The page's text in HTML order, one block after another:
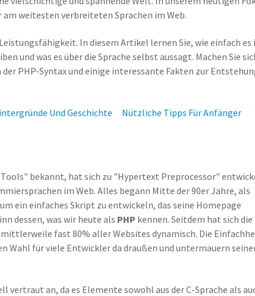
weitesten verbreiteten Sprachen im Web.
In diesem Artikel lernen Sie, wie einfach es
und was es über die Sprache selbst aussagt. Machen Sie
PHP-Syntax und einige interessante Fakten zur
Und Geschichte Nützliche Tipps Für Anfänger
bekannt, hat sich zu "Hypertext Preprocessor"
im Web. Alles begann Mitte der 90er Jahre, als
ein einfaches Skript zu entwickeln, das seine Homepage
dessen, was wir heute als PHP kennen. Seitdem hat sich die
fast 80% aller Websites dynamisch. Die
Wahl für viele Entwickler da draußen und untermauern
vertraut an, da es Elemente sowohl aus der C-Sprache als